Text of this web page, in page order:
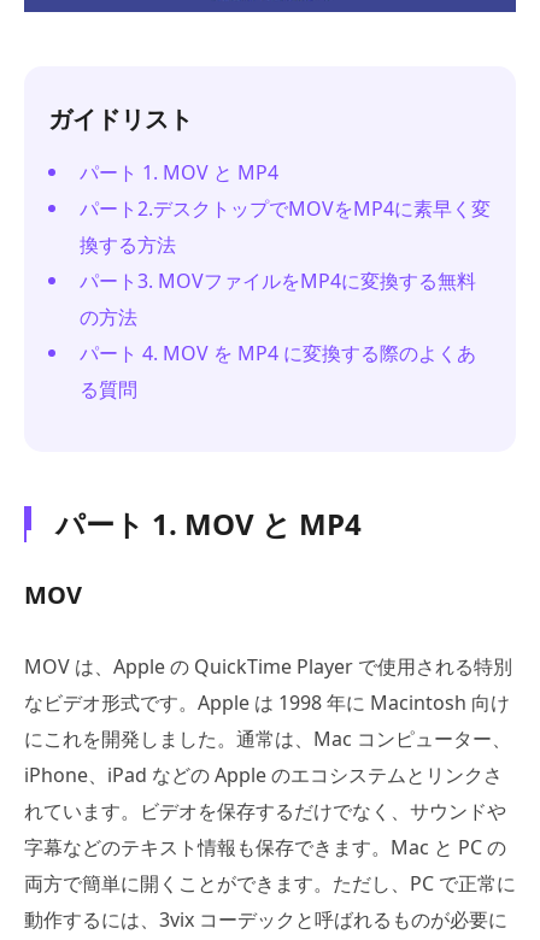
ガイドリスト
パート 1. MOV と MP4
パート2.デスクトップでMOVをMP4に素早く変
換する方法
パート3. MOVファイルをMP4に変換する無料
の方法
パート 4. MOV を MP4 に変換する際のよくあ
る質問
パート 1. MOV と MP4
MOV
MOV は、Apple の QuickTime Player で使用される特別
なビデオ形式です。Apple は 1998 年に Macintosh 向け
にこれを開発しました。通常は、Mac コンピューター、
iPhone、iPad などの Apple のエコシステムとリンクさ
れています。ビデオを保存するだけでなく、サウンドや
字幕などのテキスト情報も保存できます。Mac と PC の
両方で簡単に開くことができます。ただし、PC で正常に
動作するには、3vix コーデックと呼ばれるものが必要に